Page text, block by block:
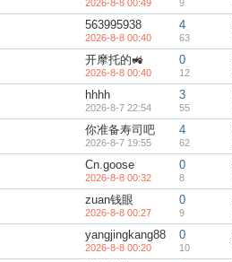
2026-8-8 00:49 9
563995938
2026-8-8 00:40
4
63
开摩托的🚜
2026-8-8 00:40
0
12
hhhh
2026-8-7 22:54
3
55
你准备寿司吧
2026-8-7 19:55
4
62
Cn.goose
2026-8-8 00:32
0
8
zuan钱眼
2026-8-8 00:27
0
9
yangjingkang88
2026-8-8 00:20
0
10